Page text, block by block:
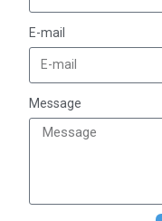
E-mail
Message